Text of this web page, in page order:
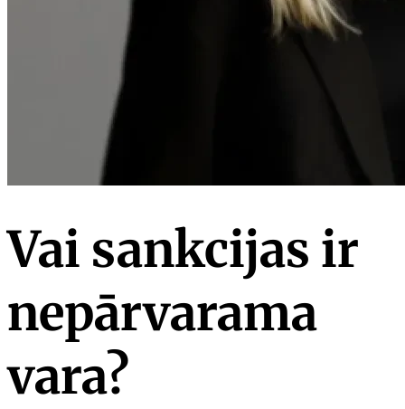
Vai sankcijas ir
nepārvarama
vara?